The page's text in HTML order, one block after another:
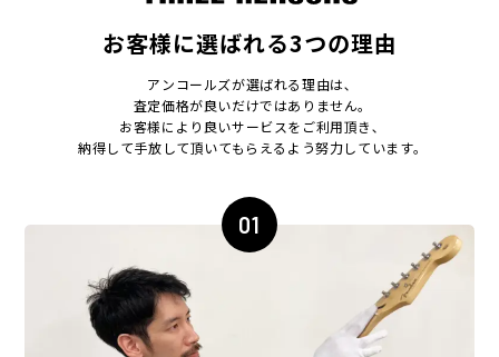
お客様に選ばれる3つの理由
アンコールズが選ばれる理由は､
査定価格が良いだけではありません｡
お客様により良いサービスをご利用頂き､
納得して手放して頂いてもらえるよう努力しています｡
01